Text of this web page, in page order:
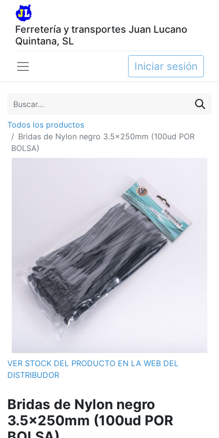
Ferretería y transportes Juan Lucano
Quintana, SL
Iniciar sesión
Todos los productos
Bridas de Nylon negro 3.5x250mm (100ud POR
BOLSA)
VER STOCK DEL PRODUCTO EN LA WEB DEL
DISTRIBUDOR
Bridas de Nylon negro
3.5x250mm (100ud POR